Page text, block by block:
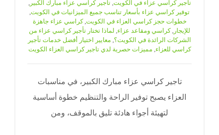
تاجير كراسي عزاء في الكويت,تاجير كراسي عزاء مبارك الكبير,
توفير كراسي عزاء بأسعار تناسب جميع الميزانيات في الكويت,
خطوات حجز كراسي العزاء في الكويت,كراسي عزاء جاهزة
للإيجار ,كراسي ومقاعد عزاء, لماذا تختار تأجير كراسي عزاء من
الشركات الرائدة في الكويت؟, معايير اختيار أفضل خدمات تأجير
كراسي للعزاء, مميزات حصرية لدي تاجير كراسي العزاء الكويت
تاجير كراسي عزاء مبارك الكبير، في مناسبات
العزاء يصبح توفير الراحة والتنظيم خطوة أساسية
لتهيئة أجواء هادئة تليق بالموقف، ومن